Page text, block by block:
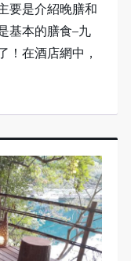
要是介紹晚膳和
基本的膳食–九
！在酒店網中，